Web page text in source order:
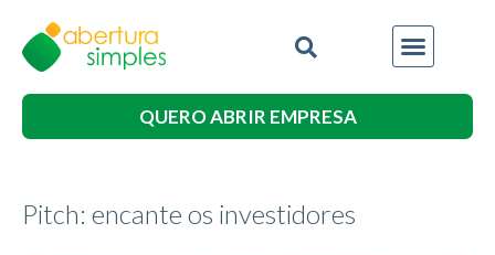
QUERO ABRIR EMPRESA
Pitch: encante os investidores